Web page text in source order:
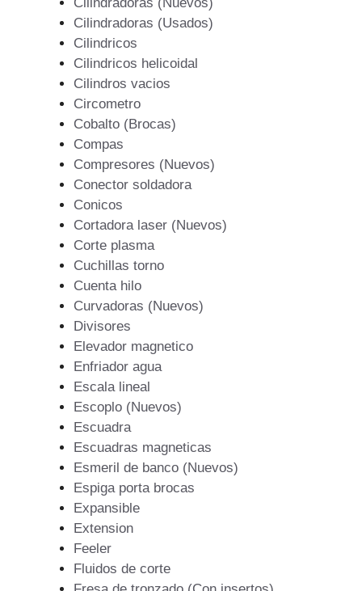
Cilindradoras (Usados)
Cilindricos
Cilindricos helicoidal
Cilindros vacios
Circometro
Cobalto (Brocas)
Compas
Compresores (Nuevos)
Conector soldadora
Conicos
Cortadora laser (Nuevos)
Corte plasma
Cuchillas torno
Cuenta hilo
Curvadoras (Nuevos)
Divisores
Elevador magnetico
Enfriador agua
Escala lineal
Escoplo (Nuevos)
Escuadra
Escuadras magneticas
Esmeril de banco (Nuevos)
Espiga porta brocas
Expansible
Extension
Feeler
Fluidos de corte